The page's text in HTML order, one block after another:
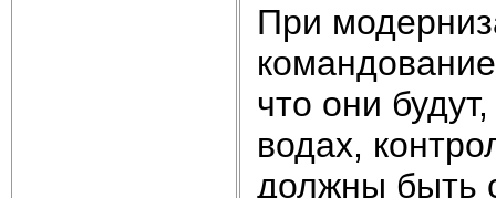
При
что они
водах,
должны быть